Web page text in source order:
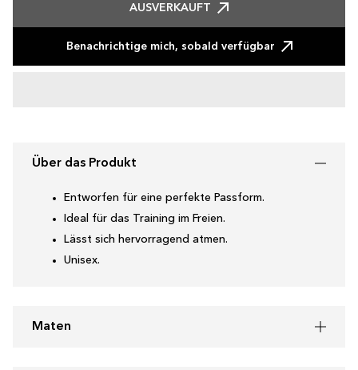
AUSVERKAUFT
Benachrichtige mich, sobald verfügbar
Über das Produkt
Entworfen für eine perfekte Passform.
Ideal für das Training im Freien.
Lässt sich hervorragend atmen.
Unisex.
Maten